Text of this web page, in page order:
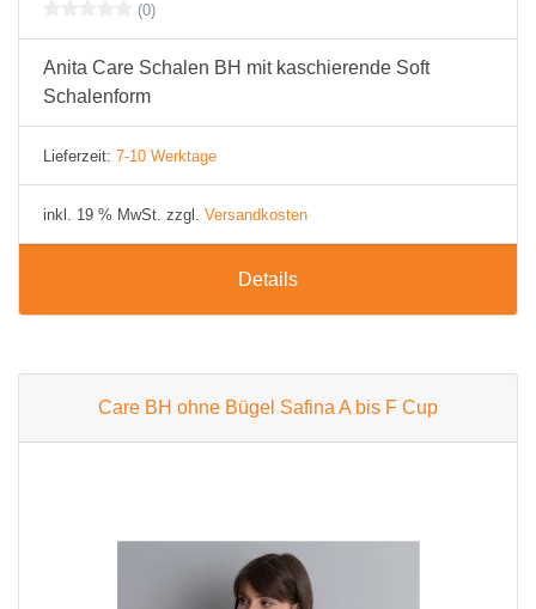
(0)
Anita Care Schalen BH mit kaschierende Soft
Schalenform
Lieferzeit: 7-10 Werktage
inkl. 19 % MwSt. zzgl. Versandkosten
Details
Care BH ohne Bügel Safina A bis F Cup